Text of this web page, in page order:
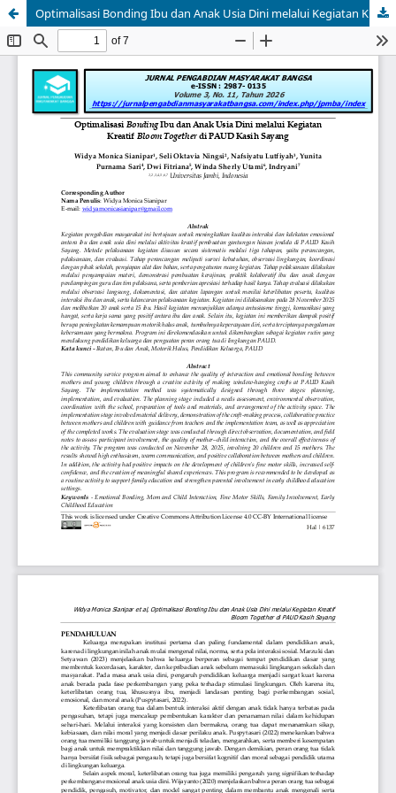
Optimalisasi Bonding Ibu dan Anak Usia Dini melalui Kegiatan Kreatif Bloom Together di PAUD Kasih Sayang